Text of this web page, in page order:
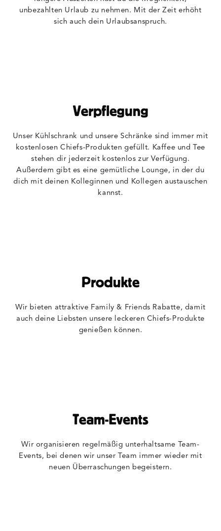
unbezahlten Urlaub zu nehmen. Mit der Zeit erhöht
sich auch dein Urlaubsanspruch.
Verpflegung
Unser Kühlschrank und unsere Schränke sind immer mit
kostenlosen Chiefs-Produkten gefüllt. Kaffee und Tee
stehen dir jederzeit kostenlos zur Verfügung.
Außerdem gibt es eine gemütliche Lounge, in der du
dich mit deinen Kolleginnen und Kollegen austauschen
kannst.
Produkte
Wir bieten attraktive Family & Friends Rabatte, damit
auch deine Liebsten unsere leckeren Chiefs-Produkte
genießen können.
Team-Events
Wir organisieren regelmäßig unterhaltsame Team-
Events, bei denen wir unser Team immer wieder mit
neuen Überraschungen begeistern.